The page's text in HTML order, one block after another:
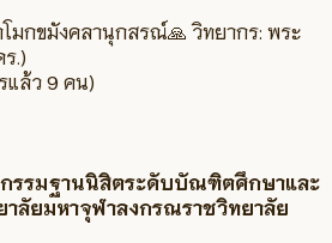
มกขมังคลานุกสรณ์🙏 วิทยากร: พระ
.)
แล้ว 9 คน)
รรมฐานนิสิตระดับบัณฑิตศึกษาและ
ลัยมหาจุฬาลงกรณราชวิทยาลัย